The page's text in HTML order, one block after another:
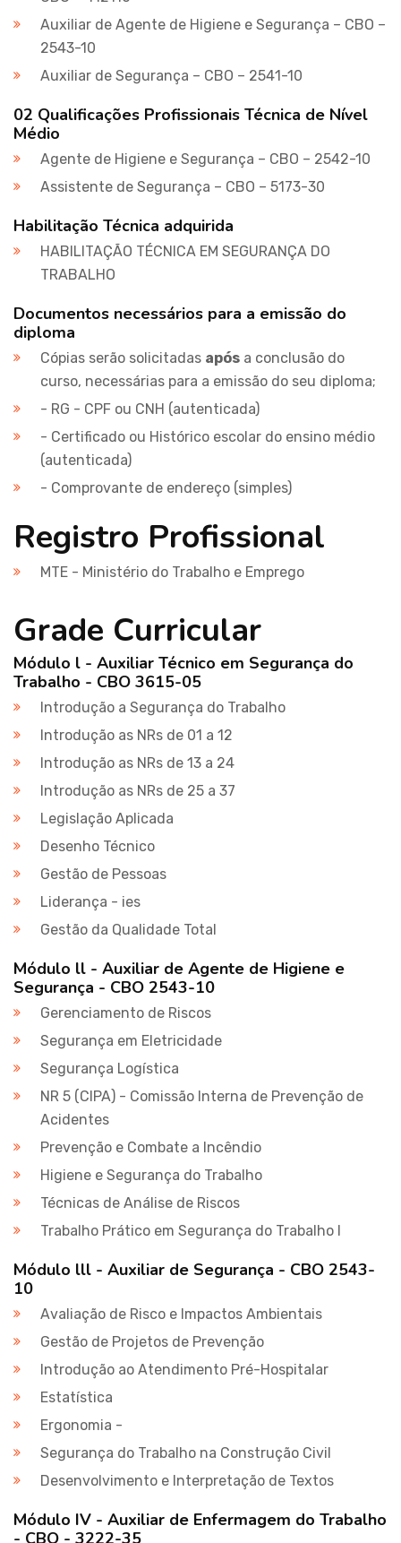
Auxiliar de Agente de Higiene e Segurança – CBO –
2543-10
Auxiliar de Segurança – CBO – 2541-10
02 Qualificações Profissionais Técnica de Nível
Médio
Agente de Higiene e Segurança – CBO – 2542-10
Assistente de Segurança – CBO – 5173-30
Habilitação Técnica adquirida
HABILITAÇÃO TÉCNICA EM SEGURANÇA DO
TRABALHO
Documentos necessários para a emissão do
diploma
Cópias serão solicitadas após a conclusão do
curso, necessárias para a emissão do seu diploma;
- RG - CPF ou CNH (autenticada)
- Certificado ou Histórico escolar do ensino médio
(autenticada)
- Comprovante de endereço (simples)
Registro Profissional
MTE - Ministério do Trabalho e Emprego
Grade Curricular
Módulo l - Auxiliar Técnico em Segurança do
Trabalho - CBO 3615-05
Introdução a Segurança do Trabalho
Introdução as NRs de 01 a 12
Introdução as NRs de 13 a 24
Introdução as NRs de 25 a 37
Legislação Aplicada
Desenho Técnico
Gestão de Pessoas
Liderança - ies
Gestão da Qualidade Total
Módulo ll - Auxiliar de Agente de Higiene e
Segurança - CBO 2543-10
Gerenciamento de Riscos
Segurança em Eletricidade
Segurança Logística
NR 5 (CIPA) - Comissão Interna de Prevenção de
Acidentes
Prevenção e Combate a Incêndio
Higiene e Segurança do Trabalho
Técnicas de Análise de Riscos
Trabalho Prático em Segurança do Trabalho I
Módulo lll - Auxiliar de Segurança - CBO 2543-
10
Avaliação de Risco e Impactos Ambientais
Gestão de Projetos de Prevenção
Introdução ao Atendimento Pré-Hospitalar
Estatística
Ergonomia -
Segurança do Trabalho na Construção Civil
Desenvolvimento e Interpretação de Textos
Módulo IV - Auxiliar de Enfermagem do Trabalho
- CBO - 3222-35